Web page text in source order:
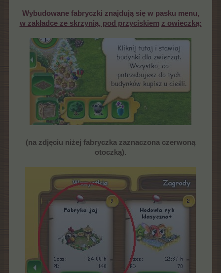
Wybudowane fabryczki znajdują się w pasku menu,
w zakładce ze skrzynią, pod przyciskiem z owieczką:
(na zdjęciu niżej fabryczka zaznaczona czerwoną
otoczką).